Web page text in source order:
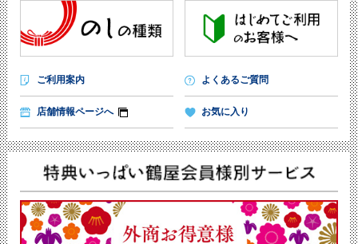
ご利用案内 よくあるご質問
店舗情報ページへ お気に入り